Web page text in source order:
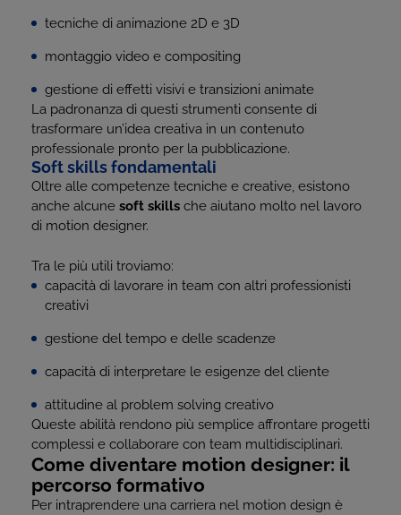
tecniche di animazione 2D e 3D
montaggio video e compositing
gestione di effetti visivi e transizioni animate
La padronanza di questi strumenti consente di
trasformare un’idea creativa in un contenuto
professionale pronto per la pubblicazione.
Soft skills fondamentali
Oltre alle competenze tecniche e creative, esistono
anche alcune soft skills che aiutano molto nel lavoro
di motion designer.
Tra le più utili troviamo:
capacità di lavorare in team con altri professionisti
creativi
gestione del tempo e delle scadenze
capacità di interpretare le esigenze del cliente
attitudine al problem solving creativo
Queste abilità rendono più semplice affrontare progetti
complessi e collaborare con team multidisciplinari.
Come diventare motion designer: il
percorso formativo
Per intraprendere una carriera nel motion design è